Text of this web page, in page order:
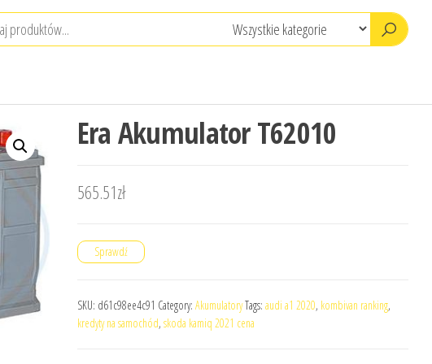
Era Akumulator T62010
565.51zł
Sprawdź
SKU: d61c98ee4c91 Category: AkumulatoryTags: audi a1 2020, kombivan ranking,
kredyty na samochód, skoda kamiq 2021 cena